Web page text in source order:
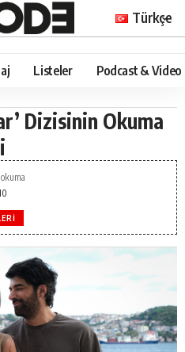
Türkçe
Listeler Podcast & Video
Dizisinin Okuma